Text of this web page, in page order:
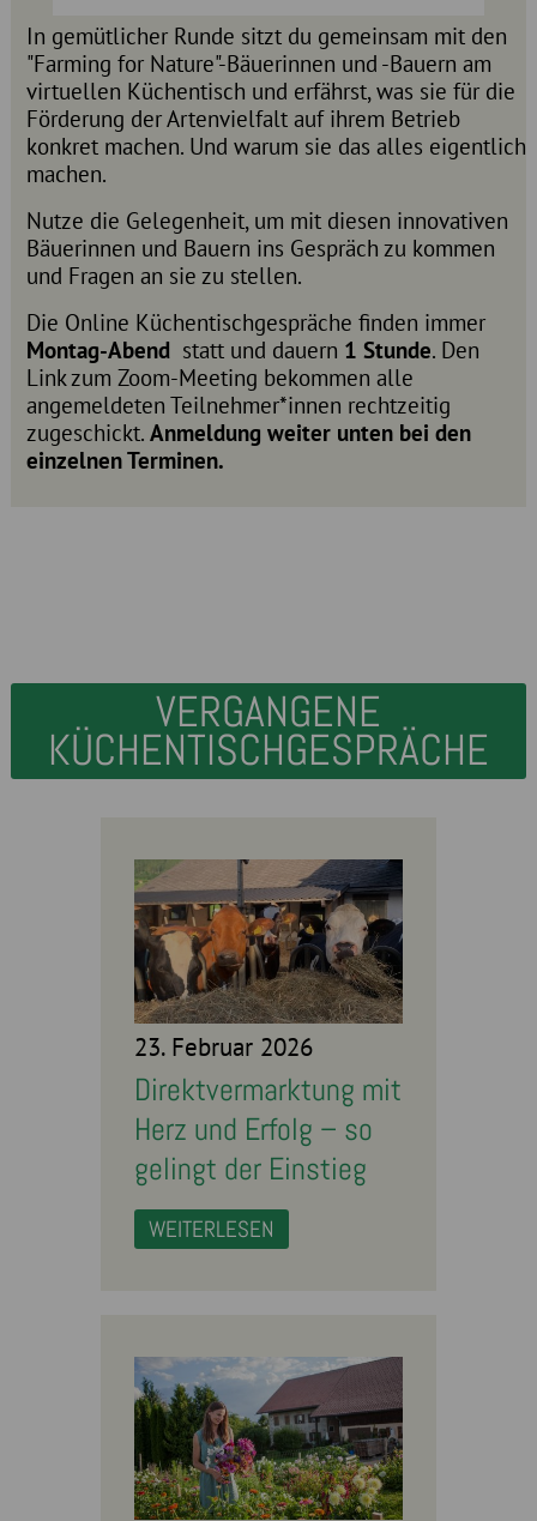
In gemütlicher Runde sitzt du gemeinsam mit den
"Farming for Nature"-Bäuerinnen und -Bauern am
virtuellen Küchentisch und erfährst, was sie für die
Förderung der Artenvielfalt auf ihrem Betrieb
konkret machen. Und warum sie das alles eigentlich
machen.
Nutze die Gelegenheit, um mit diesen innovativen
Bäuerinnen und Bauern ins Gespräch zu kommen
und Fragen an sie zu stellen.
Die Online Küchentischgespräche finden immer
Montag-Abend statt und dauern 1 Stunde. Den
Link zum Zoom-Meeting bekommen alle
angemeldeten Teilnehmer*innen rechtzeitig
zugeschickt. Anmeldung weiter unten bei den
einzelnen Terminen.
VERGANGENE
KÜCHENTISCHGESPRÄCHE
23. Februar 2026
Direktvermarktung mit
Herz und Erfolg – so
gelingt der Einstieg
WEITERLESEN